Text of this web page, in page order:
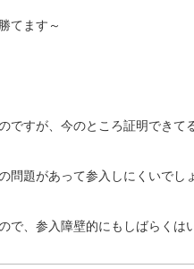
てます～
ですが、今のところ証明できて
問題があって参入しにくいでし
で、参入障壁的にもしばらくは